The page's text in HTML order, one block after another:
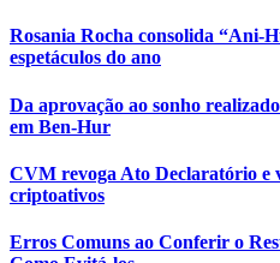
Rosania Rocha consolida “Ani-
espetáculos do ano
Da aprovação ao sonho
em Ben-Hur
CVM revoga Ato Declaratório e
criptoativos
Erros Comuns ao Conferir o